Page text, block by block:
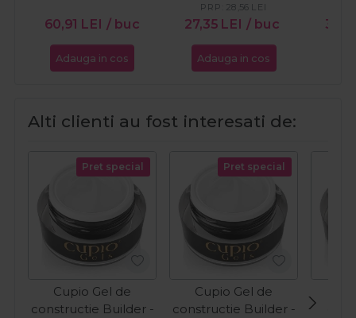
60,91 LEI / buc
Adauga in cos
27,35 LEI / buc
PRP: 28,56 LEI
Adauga in cos
Alti clienti au fost interesati de:
Pret special
Cupio Gel de
constructie Builder -
Pret special
Cupio Gel de
constructie Builder -